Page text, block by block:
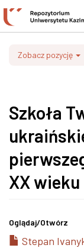
Zobacz pozycję
Szkoła
XX wieku
Oglądaj/Otwórz
Stepan